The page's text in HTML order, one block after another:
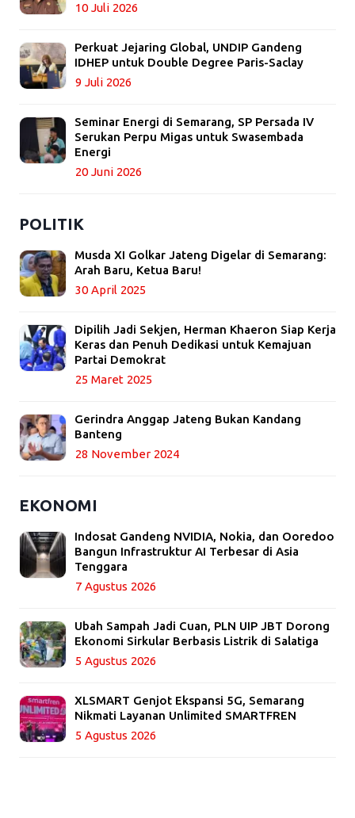
10 Juli 2026
Perkuat Jejaring Global, UNDIP Gandeng
IDHEP untuk Double Degree Paris-Saclay
9 Juli 2026
Seminar Energi di Semarang, SP Persada IV
Serukan Perpu Migas untuk Swasembada
Energi
20 Juni 2026
POLITIK
Musda XI Golkar Jateng Digelar di Semarang:
Arah Baru, Ketua Baru!
30 April 2025
Dipilih Jadi Sekjen, Herman Khaeron Siap Kerja
Keras dan Penuh Dedikasi untuk Kemajuan
Partai Demokrat
25 Maret 2025
Gerindra Anggap Jateng Bukan Kandang
Banteng
28 November 2024
EKONOMI
Indosat Gandeng NVIDIA, Nokia, dan Ooredoo
Bangun Infrastruktur AI Terbesar di Asia
Tenggara
7 Agustus 2026
Ubah Sampah Jadi Cuan, PLN UIP JBT Dorong
Ekonomi Sirkular Berbasis Listrik di Salatiga
5 Agustus 2026
XLSMART Genjot Ekspansi 5G, Semarang
Nikmati Layanan Unlimited SMARTFREN
5 Agustus 2026